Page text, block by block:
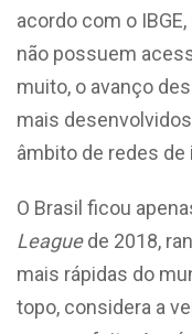
acordo com o
não possuem
muito, o avanço
mais
âmbito de redes de
O Brasil ficou
Leaguede 2018,
mais rápidas do
topo, considera a